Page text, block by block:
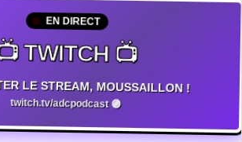
EN DIRECT
TWITCH 📺
LE STREAM, MOUSSAILLON !
twitch.tv/adcpodcast 🟣